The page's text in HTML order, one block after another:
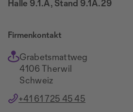
Halle 9.1.A, Stand 9.1A.29
Firmenkontakt
Grabetsmattweg
4106 Therwil
Schweiz
+41 61 725 45 45